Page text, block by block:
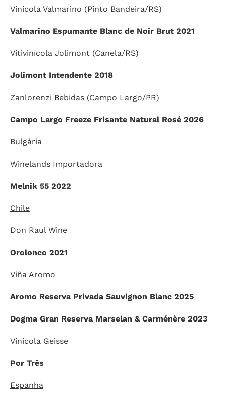
Vinícola Valmarino (Pinto Bandeira/RS)
Valmarino Espumante Blanc de Noir Brut 2021
Vitivinícola Jolimont (Canela/RS)
Jolimont Intendente 2018
Zanlorenzi Bebidas (Campo Largo/PR)
Campo Largo Freeze Frisante Natural Rosé 2026
Bulgária
Winelands Importadora
Melnik 55 2022
Chile
Don Raul Wine
Orolonco 2021
Viña Aromo
Aromo Reserva Privada Sauvignon Blanc 2025
Dogma Gran Reserva Marselan & Carménère 2023
Vinícola Geisse
Por Três
Espanha